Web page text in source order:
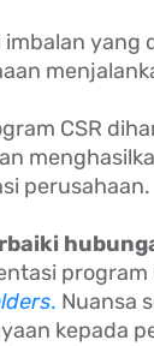
imbalan yang
CSR
perusahaan.
. Nuansa
kepada